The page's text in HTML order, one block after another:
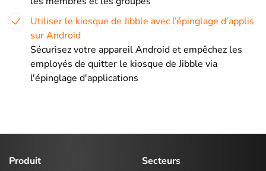
Utiliser le kiosque de Jibble avec l’épinglage d’applis
sur Android
Sécurisez votre appareil Android et empêchez les
employés de quitter le kiosque de Jibble via
l'épinglage d'applications
Produit
Secteurs